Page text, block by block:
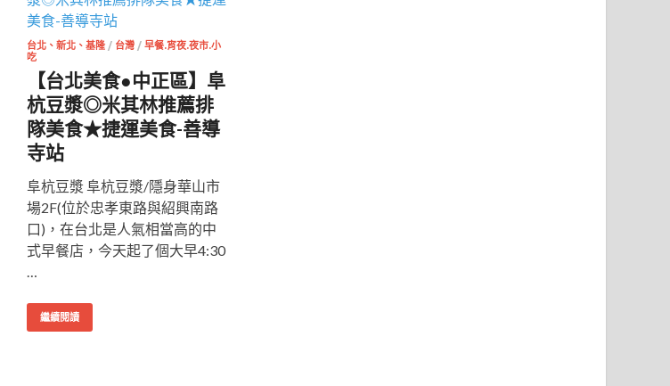
台北、新北、基隆 / 台灣 / 早餐.宵夜.夜市.小
吃
【台北美食●中正區】阜
杭豆漿◎米其林推薦排
隊美食★捷運美食-善導
寺站
阜杭豆漿 阜杭豆漿/隱身華山市
場2F(位於忠孝東路與紹興南路
口)，在台北是人氣相當高的中
式早餐店，今天起了個大早4:30
…
繼續閱讀